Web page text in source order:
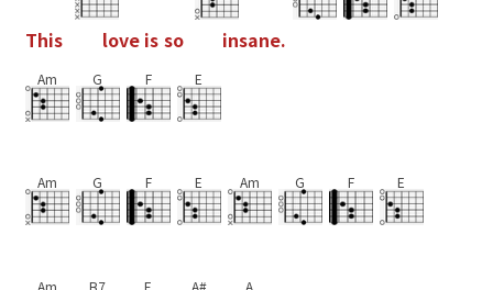
This love is so insane.
Am G F E
Am G F E Am G F E
Am B7 E A# A